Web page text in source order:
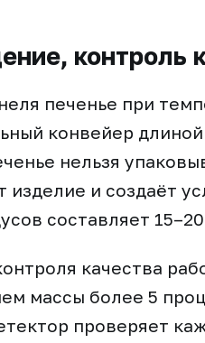
контроль
печенье при
конвейер
нельзя
изделие и создаёт
составляет
качества
массы более 5
проверяет